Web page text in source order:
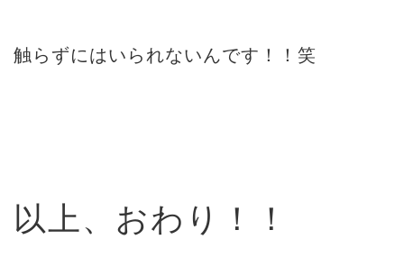
触らずにはいられないんです！！笑
以上、おわり！！